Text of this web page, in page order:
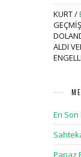
KURT/
ALDI
En Son
Papaz